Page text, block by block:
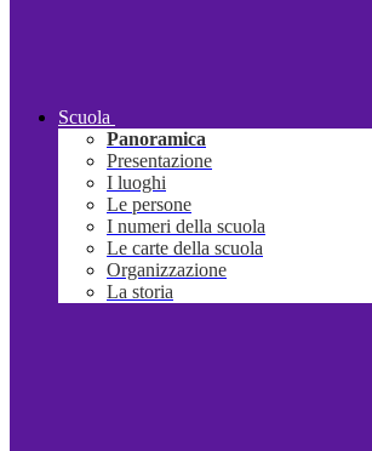
Scuola
Panoramica
Presentazione
I luoghi
Le persone
I numeri della scuola
Le carte della scuola
Organizzazione
La storia